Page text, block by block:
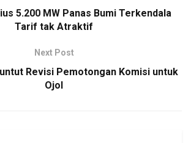
5.200 MW Panas Bumi Terkendala
Tarif tak Atraktif
Next Post
Revisi Pemotongan Komisi untuk
Ojol